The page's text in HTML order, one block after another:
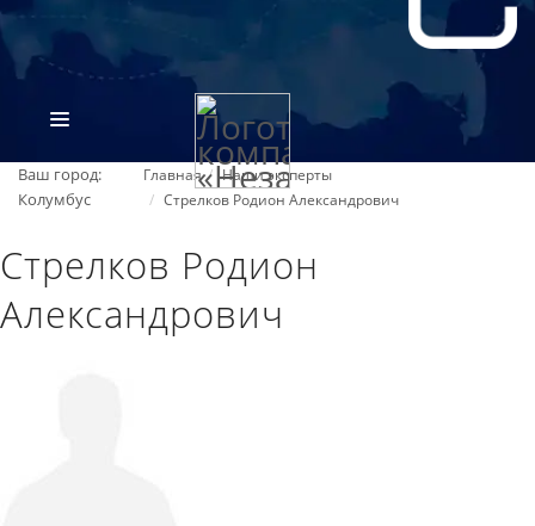
Ваш город:
Колумбус
Главная
Наши эксперты
Стрелков Родион Александрович
Стрелков Родион
Александрович